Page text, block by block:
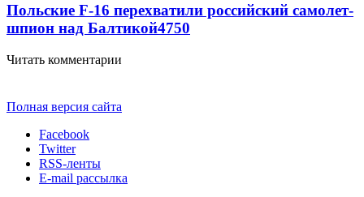
Польские F-16 перехватили российский самолет-
шпион над Балтикой4750
Читать комментарии
Полная версия сайта
Facebook
Twitter
RSS-ленты
E-mail рассылка